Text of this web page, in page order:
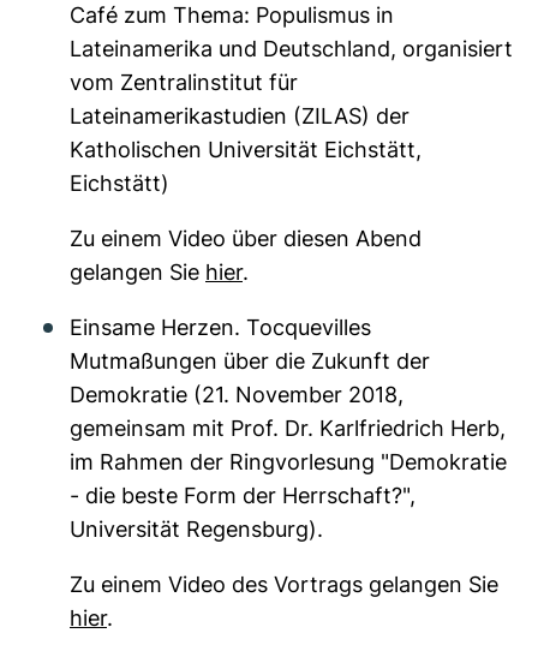
Café zum Thema: Populismus in
Lateinamerika und Deutschland, organisiert
vom Zentralinstitut für
Lateinamerikastudien (ZILAS) der
Katholischen Universität Eichstätt,
Eichstätt)
Zu einem Video über diesen Abend
gelangen Sie hier.
Einsame Herzen. Tocquevilles
Mutmaßungen über die Zukunft der
Demokratie (21. November 2018,
gemeinsam mit Prof. Dr. Karlfriedrich Herb,
im Rahmen der Ringvorlesung "Demokratie
- die beste Form der Herrschaft?",
Universität Regensburg).
Zu einem Video des Vortrags gelangen Sie
hier.